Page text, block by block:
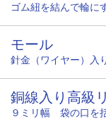
ゴム紐を結んで輪に
モール
針金（ワイヤー）入
銅線入り高級
９ミリ幅 袋の口を